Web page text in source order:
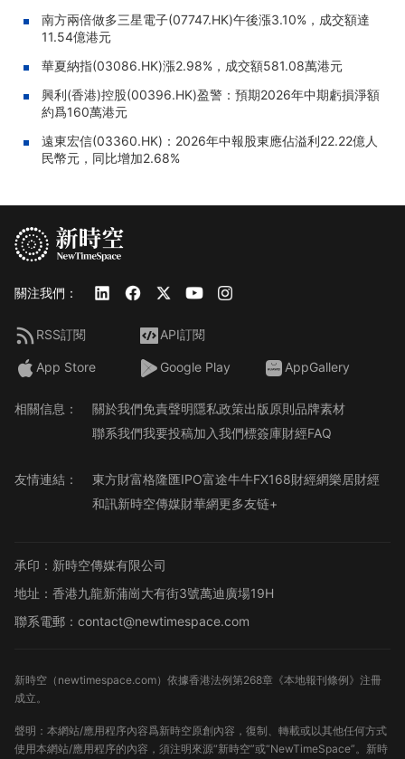
南方兩倍做多三星電子(07747.HK)午後漲3.10%，成交額達
11.54億港元
華夏納指(03086.HK)漲2.98%，成交額581.08萬港元
興利(香港)控股(00396.HK)盈警：預期2026年中期虧損淨額
約爲160萬港元
遠東宏信(03360.HK)：2026年中報股東應佔溢利22.22億人
民幣元，同比增加2.68%
關注我們：
RSS訂閱 API訂閱
App Store Google Play AppGallery
相關信息： 關於我們免責聲明隱私政策出版原則品牌素材
聯系我們我要投稿加入我們標簽庫財經FAQ
友情連結： 東方財富格隆匯IPO富途牛牛FX168財經網樂居財經
和訊新時空傳媒財華網更多友链+
承印：新時空傳媒有限公司
地址：香港九龍新蒲崗大有街3號萬迪廣場19H
聯系電郵：contact@newtimespace.com
新時空（ newtimespace.com）依據香港法例第268章《本地報刊條例》注冊
成立。
聲明：本網站/應用程序內容爲新時空原創內容，復制、轉載或以其他任何方式
使用本網站/應用程序的內容，須注明來源“新時空”或“NewTimeSpace”。新時